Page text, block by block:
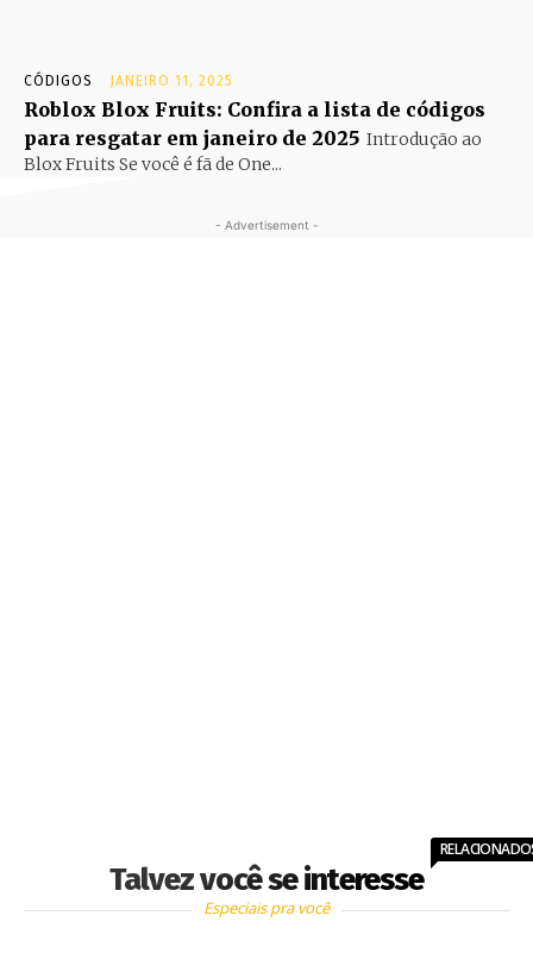
CÓDIGOS JANEIRO 11, 2025
Roblox Blox Fruits: Confira a lista de códigos
para resgatar em janeiro de 2025 Introdução ao
Blox Fruits Se você é fã de One...
- Advertisement -
Talvez você se interesse
Especiais pra você